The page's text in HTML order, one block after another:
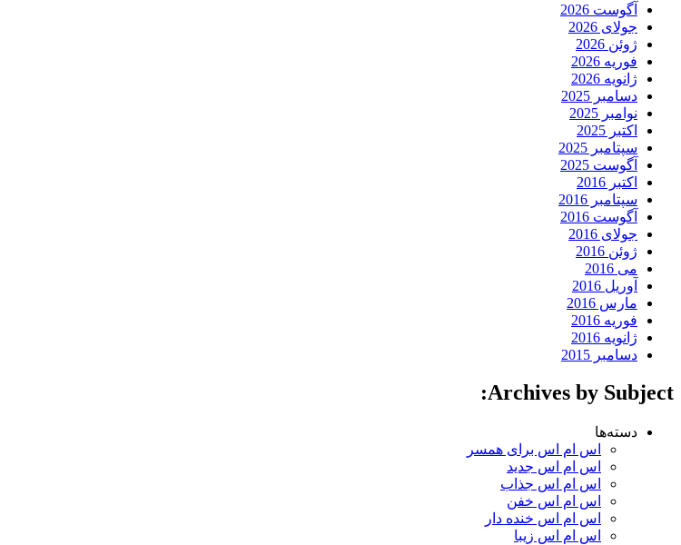
آگوست 2026
جولای 2026
ژوئن 2026
فوریه 2026
ژانویه 2026
دسامبر 2025
نوامبر 2025
اکتبر 2025
سپتامبر 2025
آگوست 2025
اکتبر 2016
سپتامبر 2016
آگوست 2016
جولای 2016
ژوئن 2016
می 2016
آوریل 2016
مارس 2016
فوریه 2016
ژانویه 2016
دسامبر 2015
Archives by Subject:
دسته‌ها
اس ام اس برای همسر
اس ام اس جدید
اس ام اس جذاب
اس ام اس خفن
اس ام اس خنده دار
اس ام اس زیبا